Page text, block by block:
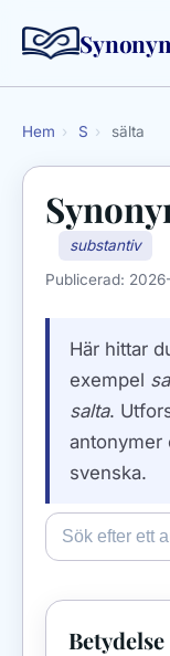
Hem › S › sälta
substantiv
Publicerad:
Här hittar
exempel
salta.
antonymer
svenska.
Betydelse